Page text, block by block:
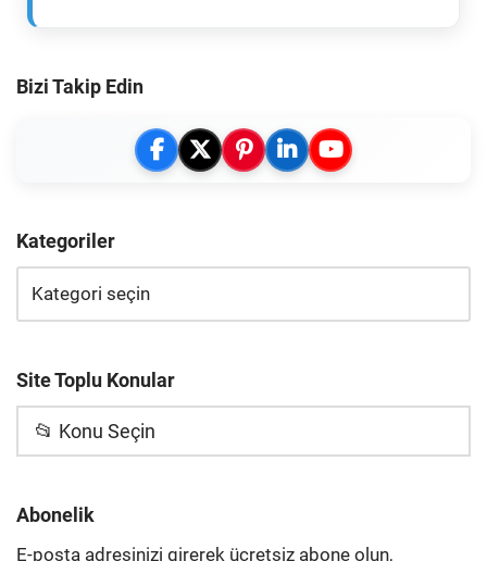
Bizi Takip Edin
Kategoriler
Site Toplu Konular
📂 Konu Seçin
Abonelik
E-posta adresinizi girerek ücretsiz abone olun,